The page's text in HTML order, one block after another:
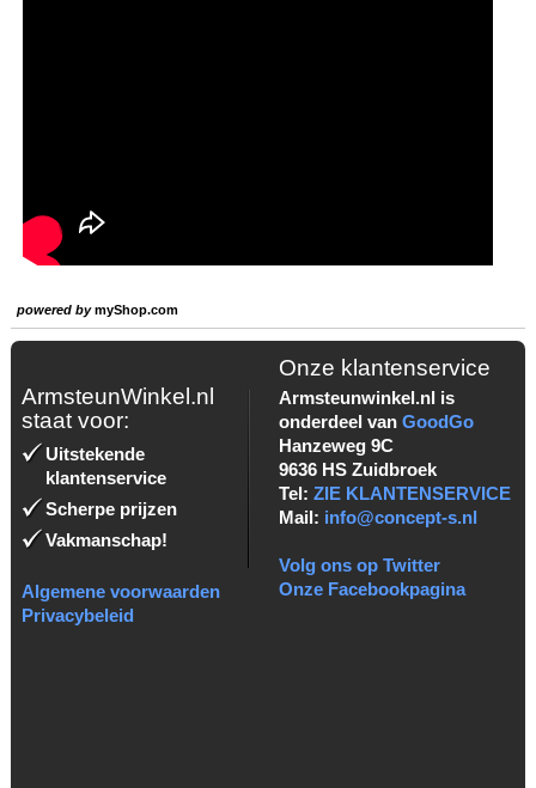
powered bymyShop.com
ArmsteunWinkel.nl
staat voor:
Uitstekende
klantenservice
Scherpe prijzen
Vakmanschap!
Algemene voorwaarden
Privacybeleid
Onze klantenservice
Armsteunwinkel.nl is
onderdeel van GoodGo
Hanzeweg 9C
9636 HS Zuidbroek
Tel: ZIE KLANTENSERVICE
Mail: info@concept-s.nl
Volg ons op Twitter
Onze Facebookpagina